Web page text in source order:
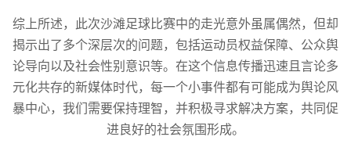
综上所述，此次沙滩足球比赛中的走光意外虽属偶然，但却
揭示出了多个深层次的问题，包括运动员权益保障、公众舆
论导向以及社会性别意识等。在这个信息传播迅速且言论多
元化共存的新媒体时代，每一个小事件都有可能成为舆论风
暴中心，我们需要保持理智，并积极寻求解决方案，共同促
进良好的社会氛围形成。